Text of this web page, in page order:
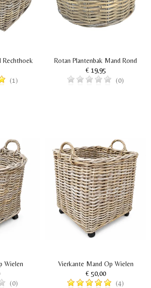
Rechthoek
(1)
Rotan Plantenbak Mand Rond
€ 19,95
(0)
Wielen
(0)
Vierkante Mand Op Wielen
€ 50,00
(4)